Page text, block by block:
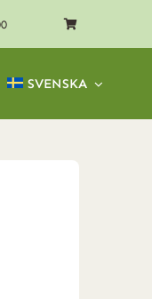
SVENSKA